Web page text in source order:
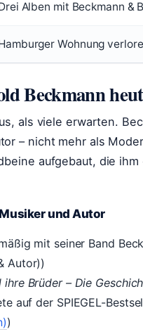
Alben mit Beckmann &
Wohnung
Beckmann
als viele erwarten.
– nicht mehr als
aufgebaut, die
und Autor
mit seiner Band
Autor))
ihre Brüder – Die
auf der SPIEGEL-
)